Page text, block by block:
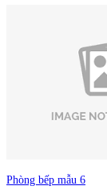
Phòng bếp mẫu 6